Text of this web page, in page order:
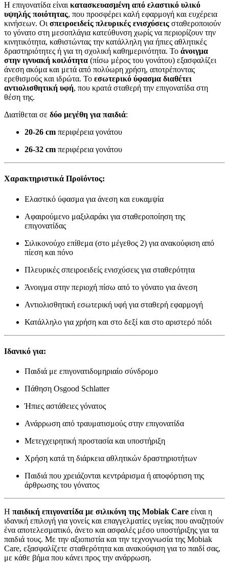
Η επιγονατίδα είναι κατασκευασμένη από ελαστικό υλικό
υψηλής ποιότητας, που προσφέρει καλή εφαρμογή και ευχέρεια
κινήσεων. Οι σπειροειδείς πλευρικές ενισχύσεις σταθεροποιούν
το γόνατο στη μεσοπλάγια κατεύθυνση χωρίς να περιορίζουν την
κινητικότητα, καθιστώντας την κατάλληλη για ήπιες αθλητικές
δραστηριότητες ή για τη σχολική καθημερινότητα. Το άνοιγμα
στην ιγνυακή κοιλότητα (πίσω μέρος του γονάτου) εξασφαλίζει
άνεση ακόμα και μετά από πολύωρη χρήση, αποτρέποντας
ερεθισμούς και ιδρώτα. Το εσωτερικό ύφασμα διαθέτει
αντιολισθητική υφή, που κρατά σταθερή την επιγονατίδα στη
θέση της.
Διατίθεται σε δύο μεγέθη για παιδιά:
20-26 cm περιφέρεια γονάτου
26-32 cm περιφέρεια γονάτου
Χαρακτηριστικά Προϊόντος:
Ελαστικό ύφασμα για άνεση και ευκαμψία
Αφαιρούμενο μαξιλαράκι για σταθεροποίηση της
επιγονατίδας
Σιλικονούχο επίθεμα (στο μέγεθος 2) για ανακούφιση από
πίεση και πόνο
Πλευρικές σπειροειδείς ενισχύσεις για σταθερότητα
Άνοιγμα στην περιοχή πίσω από το γόνατο για άνεση
Αντιολισθητική εσωτερική υφή για σταθερή εφαρμογή
Κατάλληλο για χρήση και στο δεξί και στο αριστερό πόδι
Ιδανικό για:
Παιδιά με επιγονατιδομηριαίο σύνδρομο
Πάθηση Osgood Schlatter
Ήπιες αστάθειες γόνατος
Ανάρρωση από τραυματισμούς στην επιγονατίδα
Μετεγχειρητική προστασία και υποστήριξη
Χρήση κατά τη διάρκεια αθλητικών δραστηριοτήτων
Παιδιά που χρειάζονται κεντράρισμα ή αποφόρτιση της
άρθρωσης του γόνατος
Η παιδική επιγονατίδα με σιλικόνη της Mobiak Care είναι η
ιδανική επιλογή για γονείς και επαγγελματίες υγείας που αναζητούν
ένα αποτελεσματικό, άνετο και ασφαλές μέσο υποστήριξης για τα
παιδιά τους. Με την αξιοπιστία και την τεχνογνωσία της Mobiak
Care, εξασφαλίζετε σταθερότητα και ανακούφιση για το παιδί σας,
με κάθε βήμα που κάνει προς την ανάρρωση.